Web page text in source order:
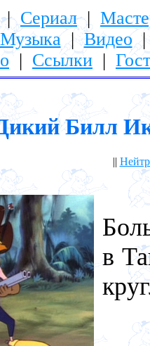
Сериал|
Музыка|Видео
| Ссылки |
Билл
||
в